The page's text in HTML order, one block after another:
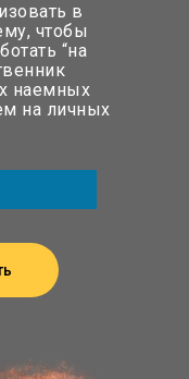
в
чтобы
“на
наемных
на личных